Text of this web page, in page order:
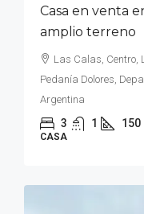
Casa en venta
amplio terreno
Las Calas, Centro,
Pedanía Dolores,
Argentina
3 1 150
CASA